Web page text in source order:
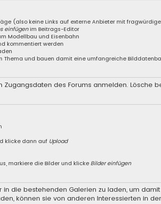
(also keine Links auf externe Anbieter mit
einfügenim Beitrags-Editor
Modellbau und Eisenbahn
kommentiert werden
Thema und bauen damit eine umfangreiche
Zugangsdaten des Forums anmelden. Lösche
klicke dann auf Upload
markiere die Bilder und klicke Bilder einfügen
die bestehenden Galerien zu laden, um
können sie von anderen Interessierten in